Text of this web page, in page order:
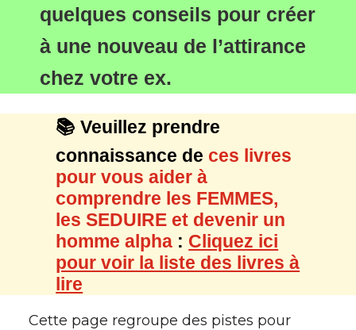
quelques conseils pour créer
à une nouveau de l’attirance
chez votre ex.
📚 Veuillez prendre
connaissance de ces livres
pour vous aider à
comprendre les FEMMES,
les SEDUIRE et devenir un
homme alpha : Cliquez ici
pour voir la liste des livres à
lire
Cette page regroupe des pistes pour